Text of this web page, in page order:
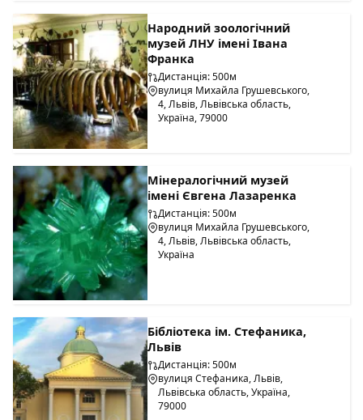
Народний зоологічний
музей ЛНУ імені Івана
Франка
Дистанція: 500м
вулиця Михайла Грушевського,
4, Львів, Львівська область,
Україна, 79000
Мінералогічний музей
імені Євгена Лазаренка
Дистанція: 500м
вулиця Михайла Грушевського,
4, Львів, Львівська область,
Україна
Бібліотека ім. Стефаника,
Львів
Дистанція: 500м
вулиця Стефаника, Львів,
Львівська область, Україна,
79000